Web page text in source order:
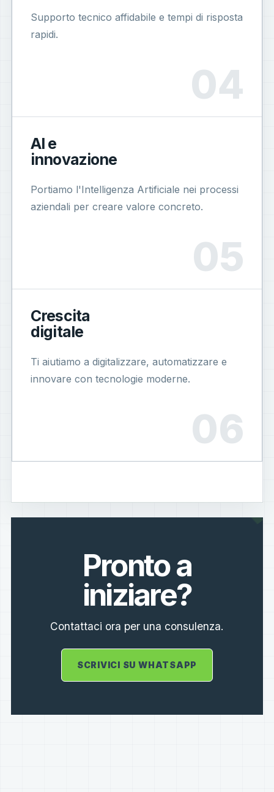
Supporto tecnico affidabile e tempi di risposta
rapidi.
AI e
innovazione
Portiamo l'Intelligenza Artificiale nei processi
aziendali per creare valore concreto.
Crescita
digitale
Ti aiutiamo a digitalizzare, automatizzare e
innovare con tecnologie moderne.
Pronto a
iniziare?
Contattaci ora per una consulenza.
SCRIVICI SU WHATSAPP